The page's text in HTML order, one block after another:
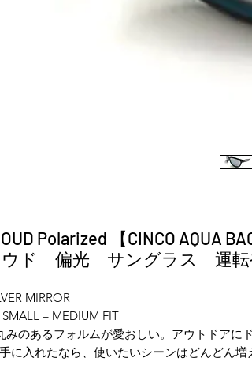
Polarized 【CINCO AQUA
ウド 偏光 サングラス 運転
MIRROR
– MEDIUM FIT
みのあるフォルムが愛おしい。アウトドアに
に入れたなら、使いたいシーンはどんどん増